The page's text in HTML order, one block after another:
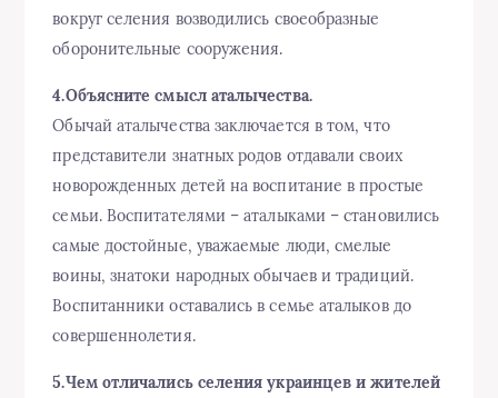
вокруг селения возводились своеобразные
оборонительные сооружения.
4.Объясните смысл аталычества.
Обычай аталычества заключается в том, что
представители знатных родов отдавали своих
новорожденных детей на воспитание в простые
семьи. Воспитателями – аталыками – становились
самые достойные, уважаемые люди, смелые
воины, знатоки народных обычаев и традиций.
Воспитанники оставались в семье аталыков до
совершеннолетия.
5.Чем отличались селения украинцев и жителей